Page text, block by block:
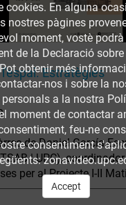
Estratègies
de Daniel García-
| UPC),
per al Projecte I-II
cookies. En alguna
nostres pàgines
moment, vostè
de la Declaració
obtenir més
nos i sobre la
a la nostra
moment de contactar
feu-ne
consentiment
Accept